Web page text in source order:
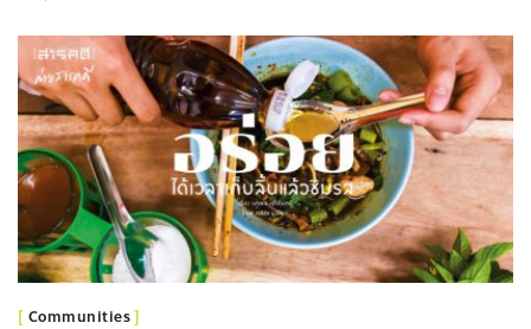
Communities